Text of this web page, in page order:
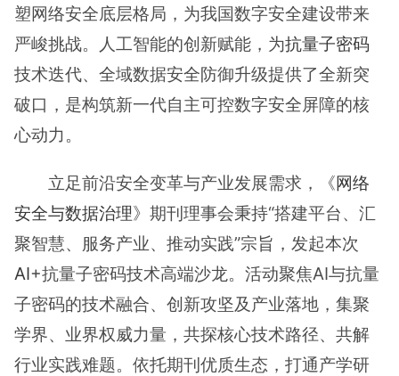
塑网络安全底层格局，为我国数字安全建设带来
严峻挑战。人工智能的创新赋能，为抗量子密码
技术迭代、全域数据安全防御升级提供了全新突
破口，是构筑新一代自主可控数字安全屏障的核
心动力。
立足前沿安全变革与产业发展需求，《网络
安全与数据治理》期刊理事会秉持“搭建平台、汇
聚智慧、服务产业、推动实践”宗旨，发起本次
AI+抗量子密码技术高端沙龙。活动聚焦AI与抗量
子密码的技术融合、创新攻坚及产业落地，集聚
学界、业界权威力量，共探核心技术路径、共解
行业实践难题。依托期刊优质生态，打通产学研